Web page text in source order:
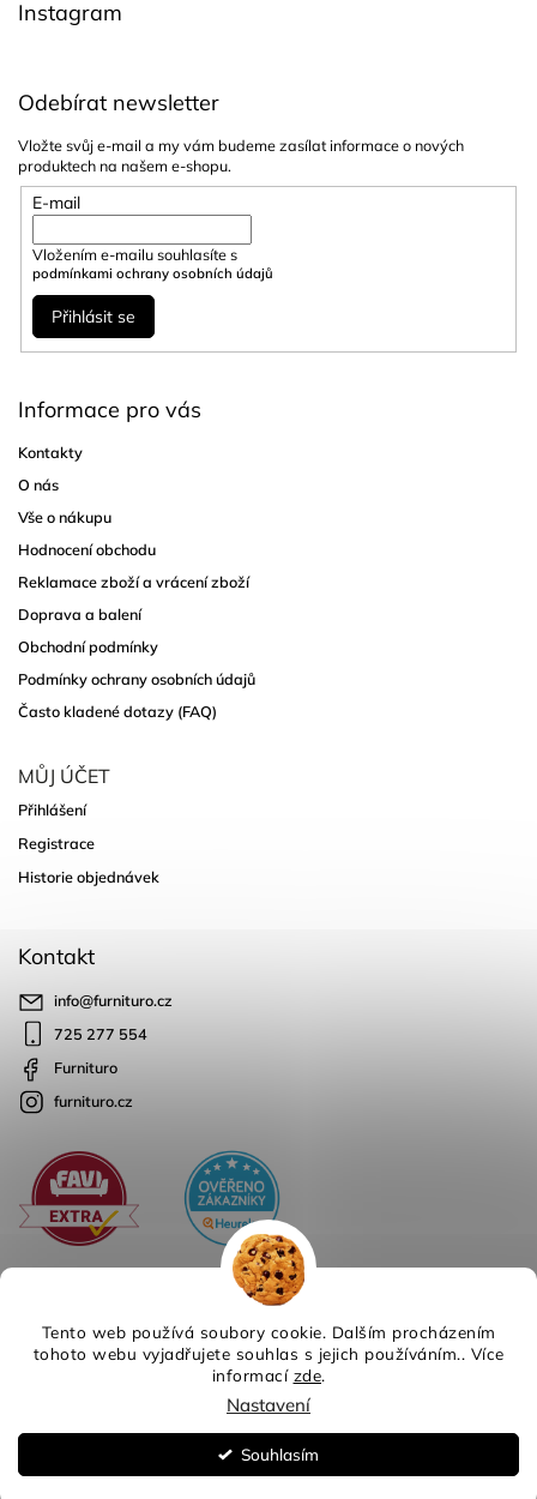
Tento web používá soubory cookie. Dalším procházením
tohoto webu vyjadřujete souhlas s jejich používáním.. Více
informací zde.
Nastavení
Souhlasím
Instagram
Odebírat newsletter
Vložte svůj e-mail a my vám budeme zasílat informace o nových
produktech na našem e-shopu.
E-mail
Vložením e-mailu souhlasíte s
podmínkami ochrany osobních údajů
Přihlásit se
Informace pro vás
Kontakty
O nás
Vše o nákupu
Hodnocení obchodu
Reklamace zboží a vrácení zboží
Doprava a balení
Obchodní podmínky
Podmínky ochrany osobních údajů
Často kladené dotazy (FAQ)
MŮJ ÚČET
Přihlášení
Registrace
Historie objednávek
Kontakt
info@furnituro.cz
725 277 554
Furnituro
furnituro.cz
. Všechna práva vyhrazena.